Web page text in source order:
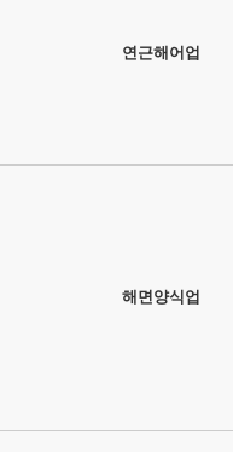
연근해어업
해면양식업